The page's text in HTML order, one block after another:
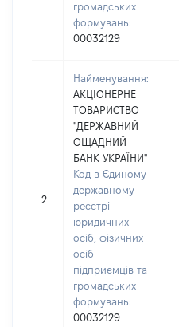
громадських
формувань:
00032129
2
Найменування:
АКЦІОНЕРНЕ
ТОВАРИСТВО
"ДЕРЖАВНИЙ
ОЩАДНИЙ
БАНК УКРАЇНИ"
Код в Єдиному
державному
реєстрі
юридичних
осіб, фізичних
осіб –
підприємців та
громадських
формувань:
00032129